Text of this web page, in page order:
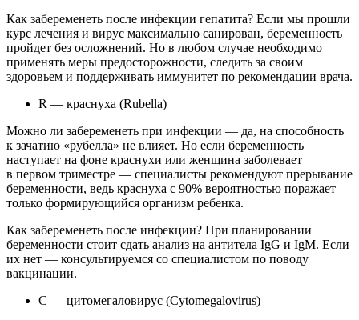
Как забеременеть после инфекции гепатита? Если мы прошли
курс лечения и вирус максимально санирован, беременность
пройдет без осложнений. Но в любом случае необходимо
применять меры предосторожности, следить за своим
здоровьем и поддерживать иммунитет по рекомендации врача.
R — краснуха (Rubella)
Можно ли забеременеть при инфекции — да, на способность
к зачатию «рубелла» не влияет. Но если беременность
наступает на фоне краснухи или женщина заболевает
в первом триместре — специалисты рекомендуют прерывание
беременности, ведь краснуха с 90% вероятностью поражает
только формирующийся организм ребенка.
Как забеременеть после инфекции? При планировании
беременности стоит сдать анализ на антитела IgG и IgM. Если
их нет — консультируемся со специалистом по поводу
вакцинации.
C — цитомегаловирус (Cytomegalovirus)